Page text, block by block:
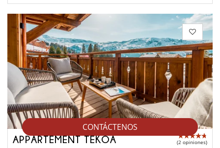
CONTÁCTENOS
APPARTEMENT TEKOA (2 opiniones)